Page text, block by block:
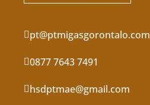
pt@ptmigasgorontalo.com
0877 7643 7491
hsdptmae@gmail.com